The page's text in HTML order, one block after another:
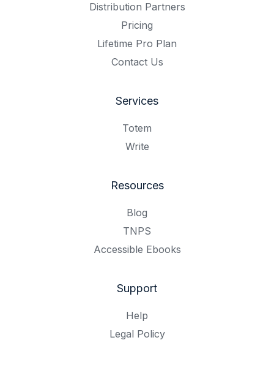
Distribution Partners
Pricing
Lifetime Pro Plan
Contact Us
Services
Totem
Write
Resources
Blog
TNPS
Accessible Ebooks
Support
Help
Legal Policy